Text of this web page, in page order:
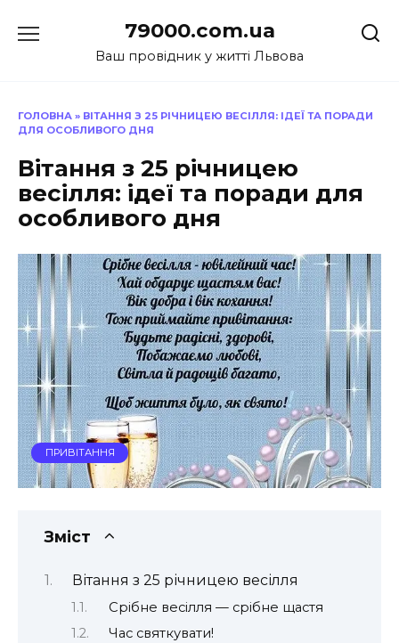
до
79000.com.ua
Ваш провідник у житті Львова
ГОЛОВНА » ВІТАННЯ З 25 РІЧНИЦЕЮ ВЕСІЛЛЯ: ІДЕЇ ТА ПОРАДИ
ДЛЯ ОСОБЛИВОГО ДНЯ
Вітання з 25 річницею
весілля: ідеї та поради для
особливого дня
ПРИВІТАННЯ
Зміст
Вітання з 25 річницею весілля
Срібне весілля — срібне щастя
Час святкувати!